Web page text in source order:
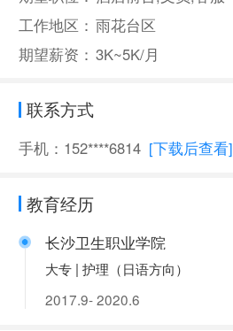
工作地区： 雨花台区
期望薪资： 3K~5K/月
联系方式
手机：152****6814 [下载后查看]
教育经历
长沙卫生职业学院
大专 | 护理（日语方向）
2017.9- 2020.6